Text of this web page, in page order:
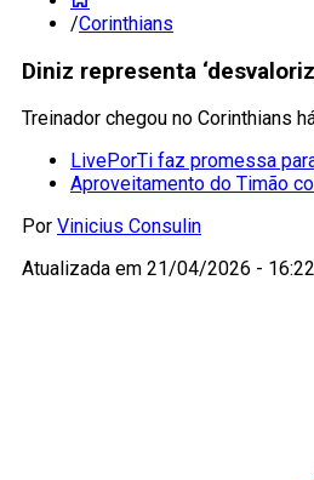
/Corinthians
Diniz representa
Treinador chegou no Corinthians
LivePorTi faz promessa
Aproveitamento do Timão
Por Vinicius Consulin
Atualizada em 21/04/2026 -